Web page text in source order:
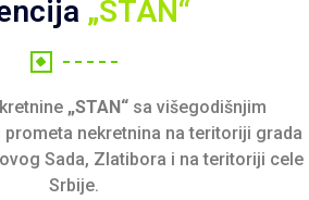
„STAN“
„STAN“sa višegodišnjim
nekretnina na teritoriji grada
Sada, Zlatibora i na teritoriji cele
Srbije.